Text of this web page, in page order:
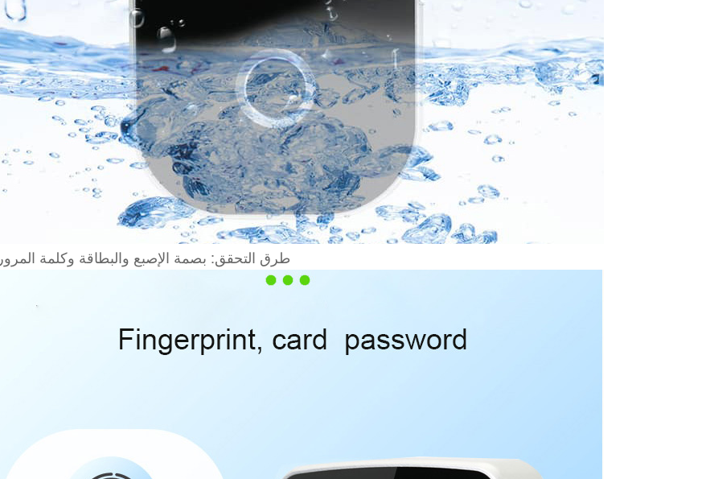
2. 3 طرق التحقق: بصمة الإصبع والبطاقة وكلمة المرور